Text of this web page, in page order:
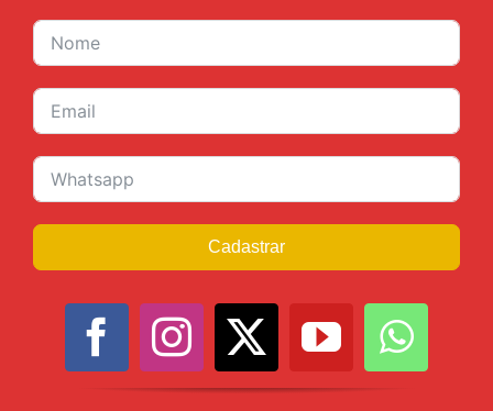
Cadastrar